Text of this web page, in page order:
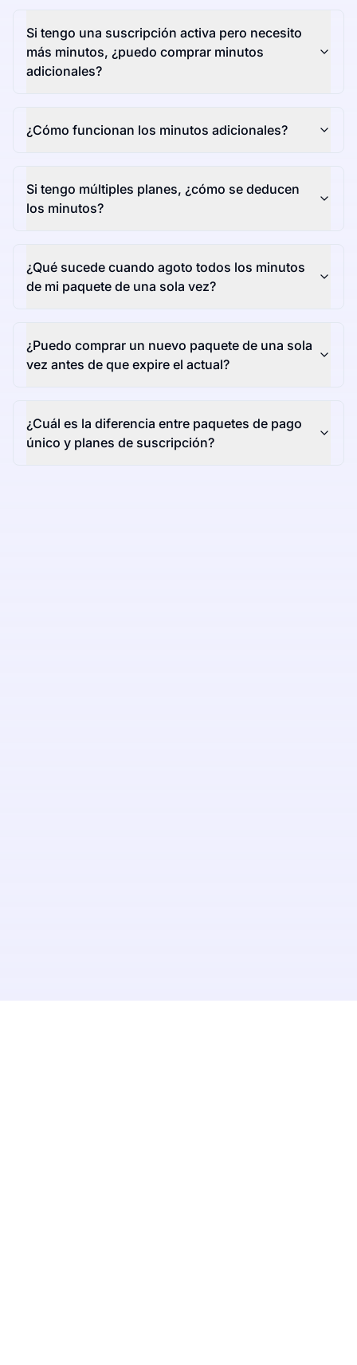
Si tengo una suscripción activa pero necesito
más minutos, ¿puedo comprar minutos
adicionales?
¿Cómo funcionan los minutos adicionales?
Si tengo múltiples planes, ¿cómo se deducen
los minutos?
¿Qué sucede cuando agoto todos los minutos
de mi paquete de una sola vez?
¿Puedo comprar un nuevo paquete de una sola
vez antes de que expire el actual?
¿Cuál es la diferencia entre paquetes de pago
único y planes de suscripción?